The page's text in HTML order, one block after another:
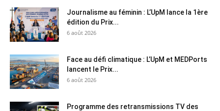
Journalisme au féminin : L’UpM lance la 1ère
édition du Prix...
6 août 2026
Face au défi climatique : L’UpM et MEDPorts
lancent le Prix...
6 août 2026
Programme des retransmissions TV des